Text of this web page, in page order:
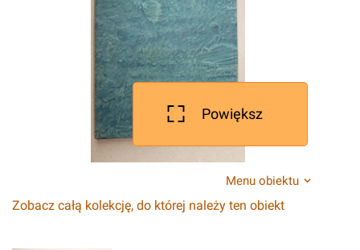
Powiększ
Menu obiektu
Zobacz całą kolekcję, do której należy ten obiekt